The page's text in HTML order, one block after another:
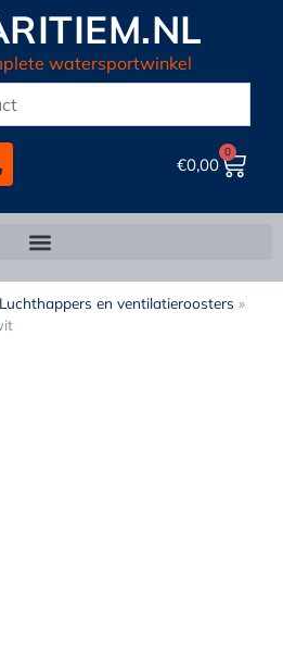
watersportwinkel
€0,00
0
Luchthappers en ventilatieroosters »